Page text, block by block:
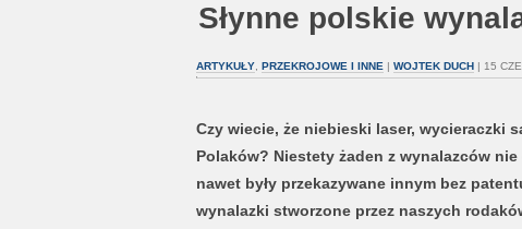
Słynne polskie
ARTYKUŁY, PRZEKROJOWE I INNE | WOJTEK DUCH| 15
Czy wiecie, że niebieski laser, wycieraczki
Polaków? Niestety żaden z wynalazców
nawet były przekazywane innym bez
wynalazki stworzone przez naszych